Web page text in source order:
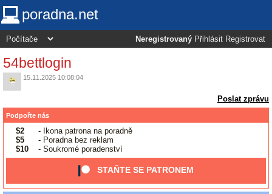
poradna.net
Neregistrovaný Přihlásit Registrovat
54bettlogin
15.11.2025 10:08:04
Poslat zprávu
Podpořte nás
$2
- Ikona patrona na poradně
$5
- Poradna bez reklam
$10
- Soukromé poradenství
STAŇTE SE PATRONEM